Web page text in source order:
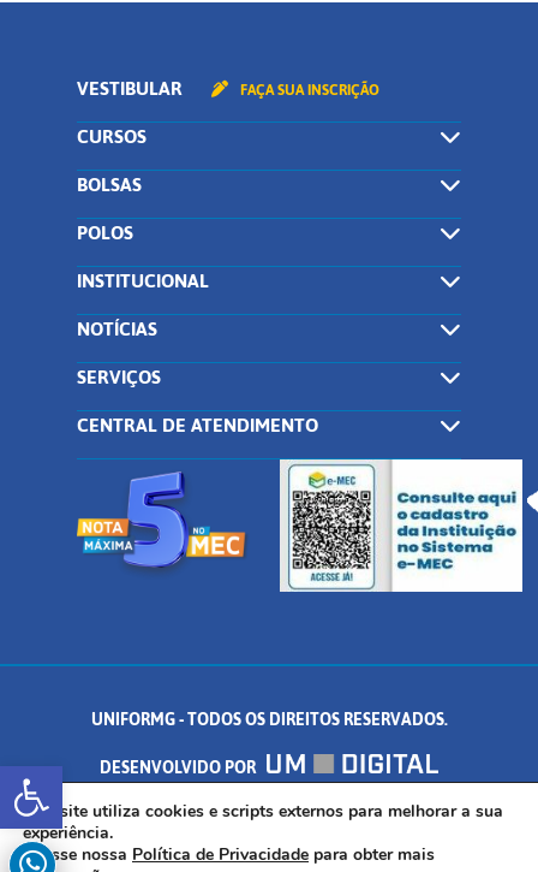
Abrir a barra de ferramentas
VESTIBULAR FAÇA SUA INSCRIÇÃO
CURSOS
BOLSAS
POLOS
INSTITUCIONAL
NOTÍCIAS
SERVIÇOS
CENTRAL DE ATENDIMENTO
UNIFORMG - TODOS OS DIREITOS RESERVADOS.
DESENVOLVIDO POR
AV. DR. ARNALDO DE SENNA, 328 - PALMEIRAS, FORMIGA/MG - CEP:
35.574.530
Este site utiliza cookies e scripts externos para melhorar a sua
experiência.
Acesse nossa Política de Privacidade para obter mais